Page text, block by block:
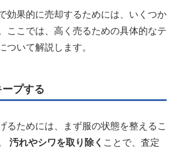
効果的に売却するためには、いくつか
ここでは、高く売るための具体的なテ
ついて解説します。
プする
るためには、まず服の状態を整えるこ
汚れやシワを取り除く ことで、査定